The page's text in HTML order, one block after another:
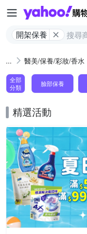
開架保養
醫美/保養/彩妝/香水
全部
分類
臉部保養
精選活動